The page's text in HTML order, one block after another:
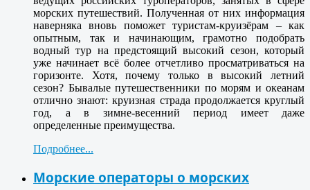
морских путешествий. Полученная от них информация
наверняка вновь поможет туристам-круизёрам – как
опытным, так и начинающим, грамотно подобрать
водный тур на предстоящий высокий сезон, который
уже начинает всё более отчетливо просматриваться на
горизонте. Хотя, почему только в высокий летний
сезон? Бывалые путешественники по морям и океанам
отлично знают: круизная страда продолжается круглый
год, а в зимне-весенний период имеет даже
определенные преимущества.
Подробнее...
Морские операторы о морских